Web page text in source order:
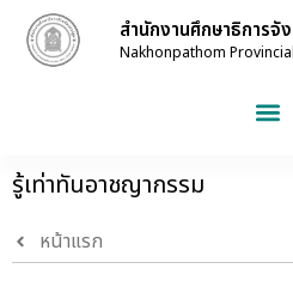
สำนักงานศึกษาธิการจั
Nakhonpathom
รู้เท่าทันอาชญากรรม
หน้าแรก